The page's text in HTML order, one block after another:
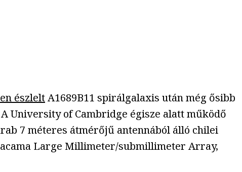
észleltA1689B11 spirálgalaxis után még ősibb
A University of Cambridge égisze alatt működő
7 méteres átmérőjű antennából álló chilei
Large Millimeter/submillimeter Array,